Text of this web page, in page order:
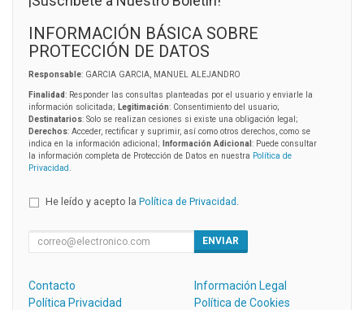
INFORMACIÓN BÁSICA SOBRE
PROTECCIÓN DE DATOS
Responsable: GARCIA GARCIA, MANUEL ALEJANDRO
Finalidad: Responder las consultas planteadas por el usuario y enviarle la
información solicitada; Legitimación: Consentimiento del usuario;
Destinatarios: Solo se realizan cesiones si existe una obligación legal;
Derechos: Acceder, rectificar y suprimir, así como otros derechos, como se
indica en la información adicional;
Información Adicional : Puede consultar
la información completa de Protección de Datos en nuestra Política de
Privacidad
He leído y acepto la Política de Privacidad
ENVIAR
Contacto
Información Legal
Política Privacidad
Política de Cookies